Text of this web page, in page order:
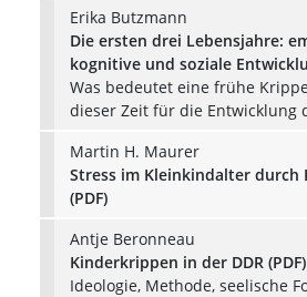
Erika Butzmann
Die ersten drei Lebensjahre:
kognitive und soziale
Was bedeutet eine frühe
dieser Zeit für die Entwicklung
Martin H. Maurer
Stress im Kleinkindalter durch
(PDF)
Antje Beronneau
Kinderkrippen in der DDR (PDF)
Ideologie, Methode, seelische